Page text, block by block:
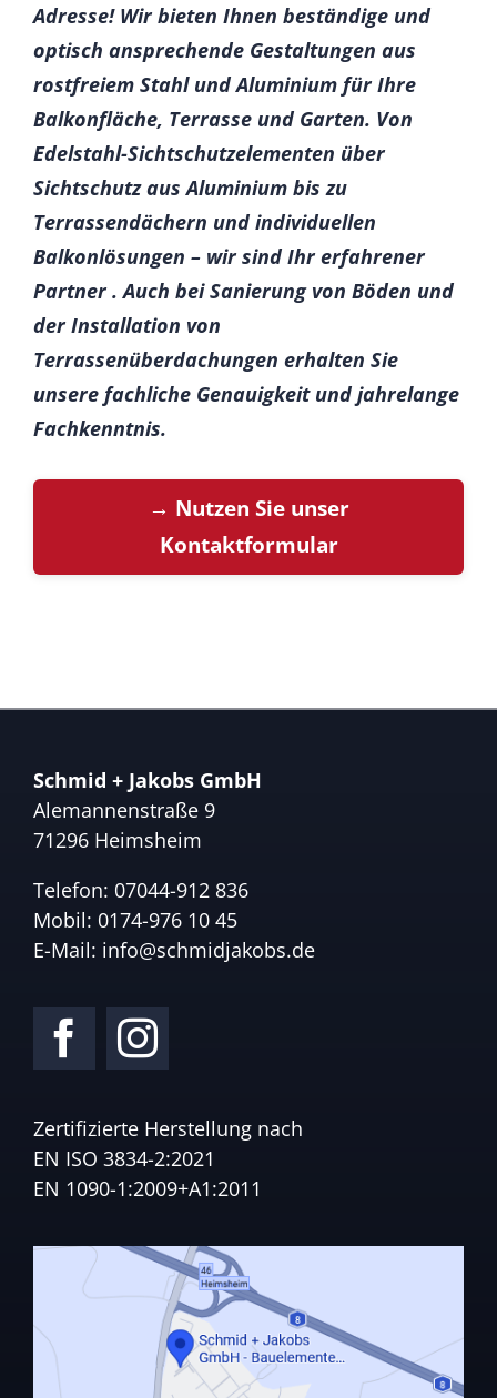
Adresse! Wir bieten Ihnen beständige und
optisch ansprechende Gestaltungen aus
rostfreiem Stahl und Aluminium für Ihre
Balkonfläche, Terrasse und Garten. Von
Edelstahl-Sichtschutzelementen über
Sichtschutz aus Aluminium bis zu
Terrassendächern und individuellen
Balkonlösungen – wir sind Ihr erfahrener
Partner . Auch bei Sanierung von Böden und
der Installation von
Terrassenüberdachungen erhalten Sie
unsere fachliche Genauigkeit und jahrelange
Fachkenntnis.
→ Nutzen Sie unser
Kontaktformular
Schmid + Jakobs GmbH
Alemannenstraße 9
71296 Heimsheim
Telefon: 07044-912 836
Mobil: 0174-976 10 45
E-Mail: info@schmidjakobs.de
Zertifizierte Herstellung nach
EN ISO 3834-2:2021
EN 1090-1:2009+A1:2011